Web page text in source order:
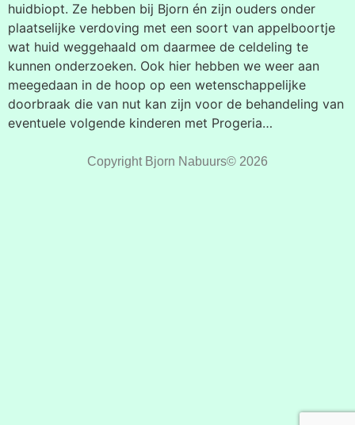
huidbiopt. Ze hebben bij Bjorn én zijn ouders onder
plaatselijke verdoving met een soort van appelboortje
wat huid weggehaald om daarmee de celdeling te
kunnen onderzoeken. Ook hier hebben we weer aan
meegedaan in de hoop op een wetenschappelijke
doorbraak die van nut kan zijn voor de behandeling van
eventuele volgende kinderen met Progeria…
Copyright Bjorn Nabuurs© 2026